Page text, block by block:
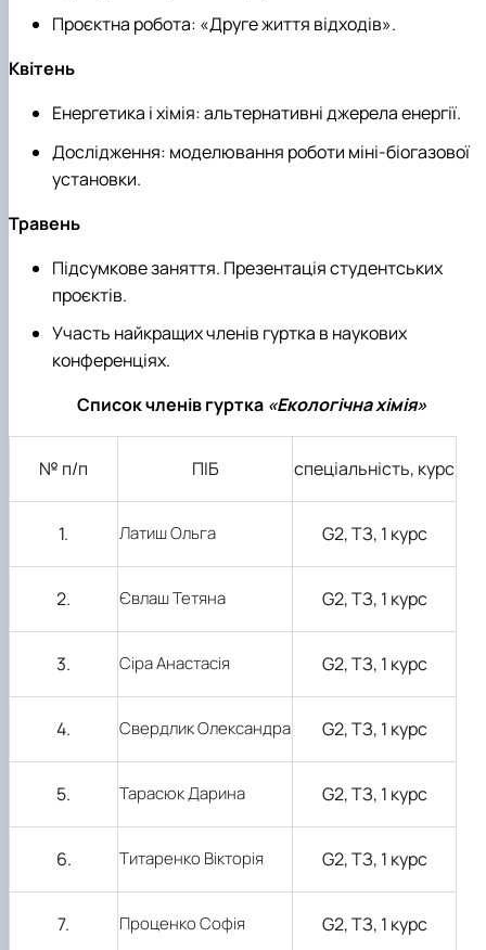
Проєктна робота: «Друге життя відходів».
Квітень
Енергетика і хімія: альтернативні джерела енергії.
Дослідження: моделювання роботи міні-біогазової
установки.
Травень
Підсумкове заняття. Презентація студентських
проєктів.
Участь найкращих членів гуртка в наукових
конференціях.
Список членівгуртка «Екологічна хімія»
№ п/п ПІБ спеціальність, курс
1. Латиш Ольга G2, ТЗ, 1 курс
2. Євлаш Тетяна G2, ТЗ, 1 курс
3. Сіра Анастасія G2, ТЗ, 1 курс
4. Свердлик Олександра G2, ТЗ, 1 курс
5. Тарасюк Дарина G2, ТЗ, 1 курс
6. Титаренко Вікторія G2, ТЗ, 1 курс
7. Проценко Софія G2, ТЗ, 1 курс